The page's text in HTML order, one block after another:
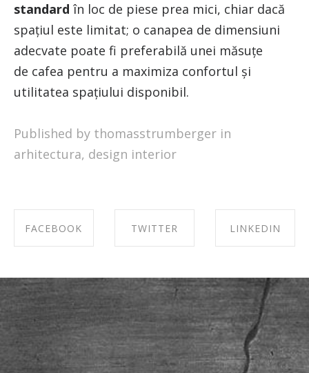
standard în loc de piese prea mici, chiar dacă
spațiul este limitat; o canapea de dimensiuni
adecvate poate fi preferabilă unei măsuțe
de cafea pentru a maximiza confortul și
utilitatea spațiului disponibil.
Published by thomasstrumberger in
arhitectura, design interior
FACEBOOK
FACEBOOK
TWITTER
TWITTER
LINKEDIN
LINKEDIN